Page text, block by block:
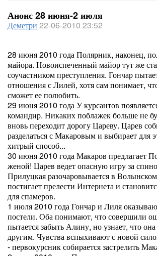
Анонс 28 июня-2 июля
Деметри 22-06-2010 23:52
28 июня 2010 года Полярник, наконец,
майора. Новоиспеченный майор тут же
соучастником преступления. Гончар
отношения с Лилей, хотя сам понимает,
сможет ее полюбить.
29 июня 2010 года У курсантов
командир. Никаких поблажек больше не
вновь переходит дорогу Цареву. Царев
разделаться с Макаровым и выбирает для
хитрый способ...
30 июня 2010 года Макаров предлагает
женой! Царев ведет опасную игру за
Прилуцкая разочаровывается в
постигает прелести Интернета и
для спамеров.
1 июля 2010 года Гончар и Лиля
постели. Оба понимают, что совершили
пытается забыть Алину, но узнает, что
другим. Чувства вспыхивают с новой
- первокурсник собирается застрелить